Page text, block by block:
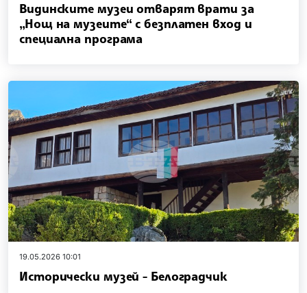
Видинските музеи отварят врати за
„Нощ на музеите“ с безплатен вход и
специална програма
19.05.2026 10:01
Исторически музей - Белоградчик